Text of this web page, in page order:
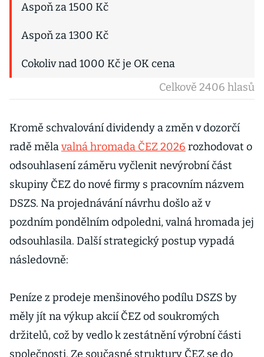
Aspoň za 1500 Kč
Aspoň za 1300 Kč
Cokoliv nad 1000 Kč je OK cena
Celkově 2406 hlasů
Kromě schvalování dividendy a změn v dozorčí
radě mělavalná hromada ČEZ 2026 rozhodovat o
odsouhlasení záměru vyčlenit nevýrobní část
skupiny ČEZ do nové firmy s pracovním názvem
DSZS. Na projednávání návrhu došlo až v
pozdním pondělním odpoledni, valná hromada jej
odsouhlasila. Další strategický postup vypadá
následovně:
Peníze z prodeje menšinového podílu DSZS by
měly jít na výkup akcií ČEZ od soukromých
držitelů, což by vedlo k zestátnění výrobní části
společnosti. Ze současné struktury ČEZ se do